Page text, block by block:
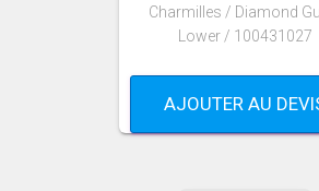
Charmilles / Diamond
Lower / 100431027
AJOUTER AU